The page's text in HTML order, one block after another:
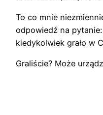
To co mnie
odpowiedź na
kiedykolwiek grało w
Graliście? Może